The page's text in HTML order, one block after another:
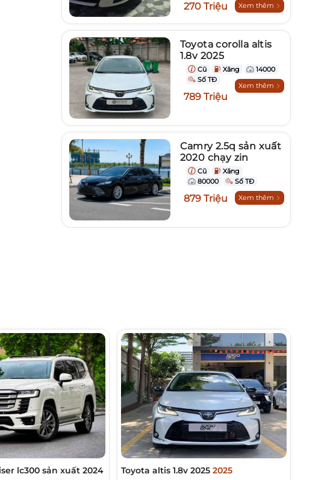
Xem thêm
270 Triệu
Toyota corolla altis
1.8v 2025
Cũ Xăng
14000
Số TĐ
Xem thêm
789 Triệu
Camry 2.5q sản xuất
2020 chạy zin
Cũ
Xăng
80000
Số TĐ
Xem thêm
879 Triệu
lc300 sản xuất 2024
Toyota altis 1.8v 2025 2025